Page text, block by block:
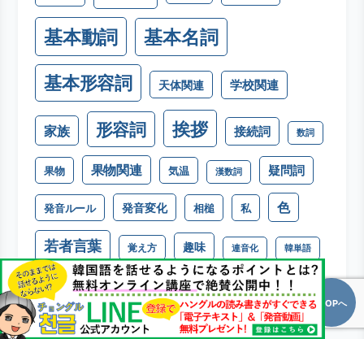
基本動詞 基本名詞
基本形容詞 天体関連 学校関連
家族 形容詞 挨拶 接続詞 数詞
果物 果物関連 気温 漢数詞 疑問詞
発音ルール 発音変化 相槌 私 色
若者言葉 覚え方 趣味 連音化 韓単語
韓国グルメ 하다動詞
TOPへ